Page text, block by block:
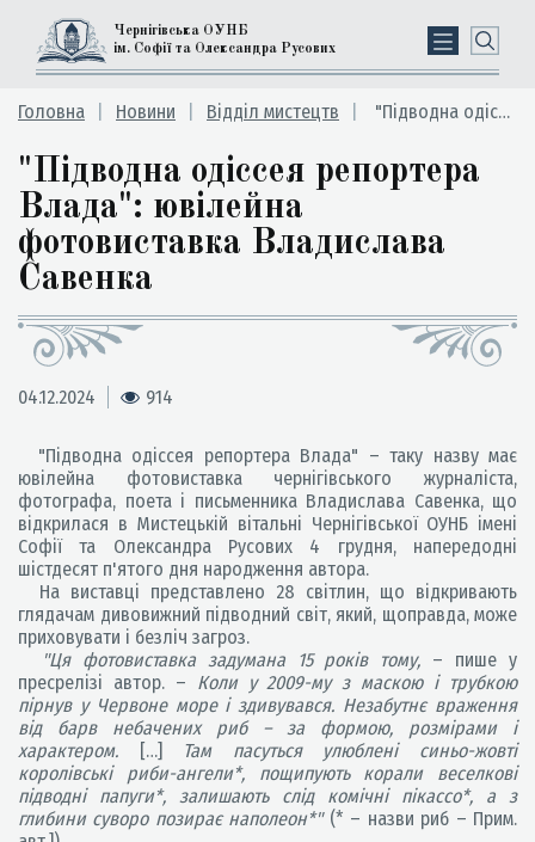
Чернігівська ОУНБ
ім. Софії та Олександра Русових
Головна Новини Відділ мистецтв "Підводна одіссея репортера Влада": ювілейна фотовиставка Владислава Савенка
"Підводна одіссея репортера
Влада": ювілейна
фотовиставка Владислава
Савенка
04.12.2024 914
"Підводна одіссея репортера Влада" – таку назву має
ювілейна фотовиставка чернігівського журналіста,
фотографа, поета і письменника Владислава Савенка, що
відкрилася в Мистецькій вітальні Чернігівської ОУНБ імені
Софії та Олександра Русових 4 грудня, напередодні
шістдесят п'ятого дня народження автора.
На виставці представлено 28 світлин, що відкривають
глядачам дивовижний підводний світ, який, щоправда, може
приховувати і безліч загроз.
"Ця фотовиставка задумана 15 років тому, – пише у
пресрелізі автор. – Коли у 2009-му з маскою і трубкою
пірнув у Червоне море і здивувався. Незабутнє враження
від барв небачених риб – за формою, розмірами і
характером. […] Там пасуться улюблені синьо-жовті
королівські риби-ангели*, пощипують корали веселкові
підводні папуги*, залишають слід комічні пікассо*, а з
глибини суворо позирає наполеон*"(* – назви риб – Прим.